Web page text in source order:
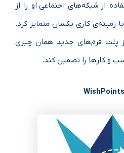
از شبکه‌های اجتماعی او را از
کاری یکسان متمایز کرد.
پلت‌ فرم‌های جدید همان چیزی
و کارها را تضمین کند.